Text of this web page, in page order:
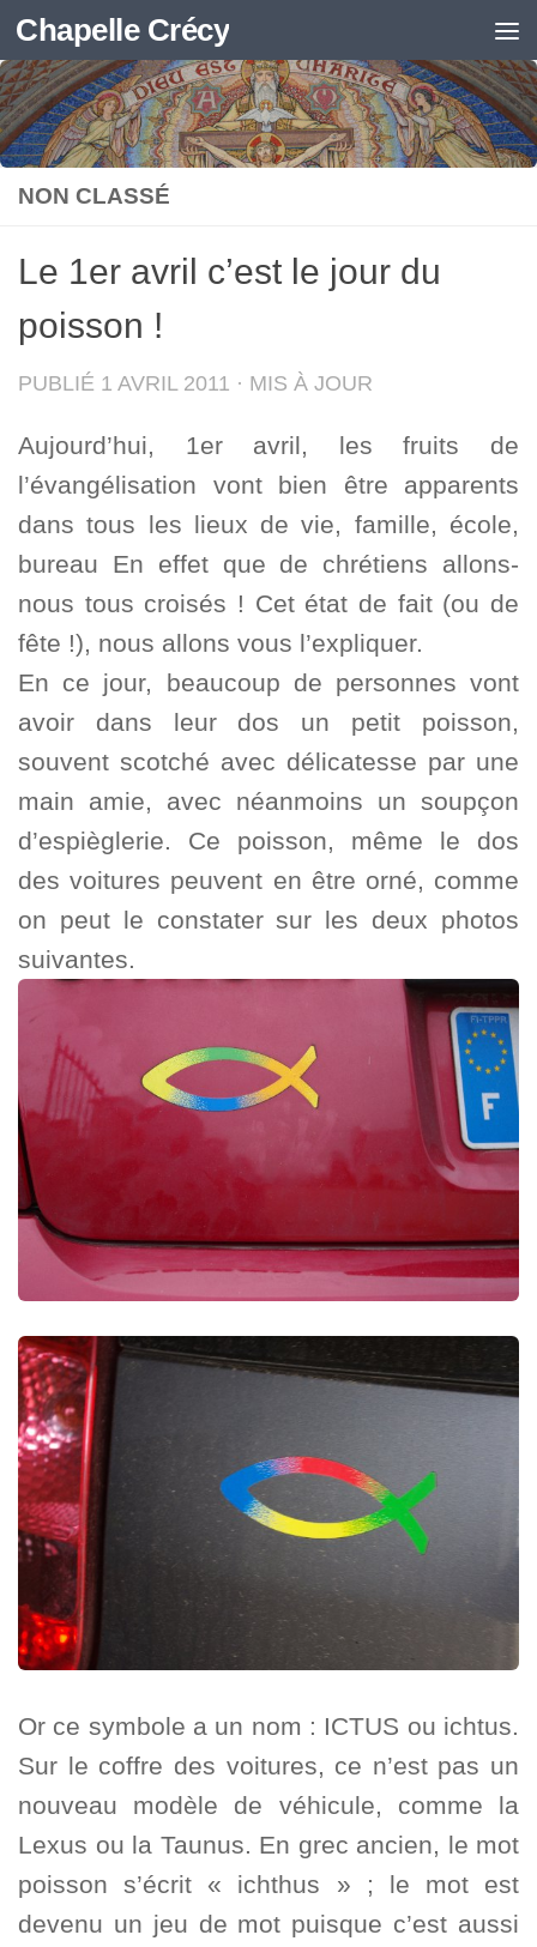
Skip to content
Chapelle Crécy
NON CLASSÉ
Le 1er avril c’est le jour du
poisson !
PUBLIÉ 1 AVRIL 2011 · MIS À JOUR
Aujourd’hui, 1er avril, les fruits de
l’évangélisation vont bien être apparents
dans tous les lieux de vie, famille, école,
bureau En effet que de chrétiens allons-
nous tous croisés ! Cet état de fait (ou de
fête !), nous allons vous l’expliquer.
En ce jour, beaucoup de personnes vont
avoir dans leur dos un petit poisson,
souvent scotché avec délicatesse par une
main amie, avec néanmoins un soupçon
d’espièglerie. Ce poisson, même le dos
des voitures peuvent en être orné, comme
on peut le constater sur les deux photos
suivantes.
Or ce symbole a un nom : ICTUS ou ichtus.
Sur le coffre des voitures, ce n’est pas un
nouveau modèle de véhicule, comme la
Lexus ou la Taunus. En grec ancien, le mot
poisson s’écrit « ichthus » ; le mot est
devenu un jeu de mot puisque c’est aussi